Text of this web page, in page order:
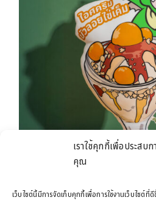
เราใช้คุกกี้เพื่อประสบ
คุณ
เว็บไซต์นี้มีการจัดเก็บคุกกี้เพื่อการใช้งานเว็บไซต์